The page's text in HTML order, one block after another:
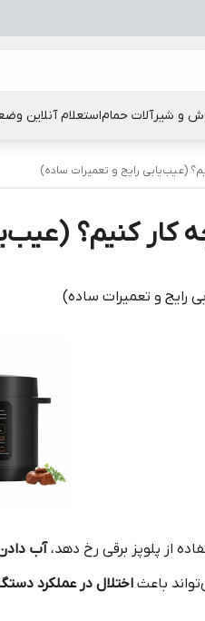
و شیرآلات حماماستعلام آنلاین
(عیب‌یابی رایج و تعمیرات ساده)
کار کنیم؟
رایج و تعمیرات ساده)
از پلوپز برقی رخ دهد،آب
باعث اختلال در عملکرد